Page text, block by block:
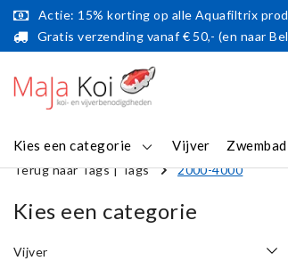
Actie: 15% korting op alle Aquafiltrix
Gratis verzending vanaf € 50,- (en naar
Kies een categorie Vijver Zwembad
Terug naar Tags|Tags 2000-4000
Kies een categorie
Vijver